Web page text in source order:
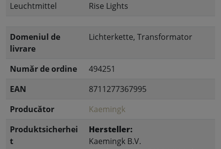
Leuchtmittel
Rise Lights
Domeniul de
livrare
Lichterkette, Transformator
Număr de ordine
494251
EAN
8711277367995
Producător
Kaemingk
Produktsicherhei
t
Hersteller:
Kaemingk B.V.